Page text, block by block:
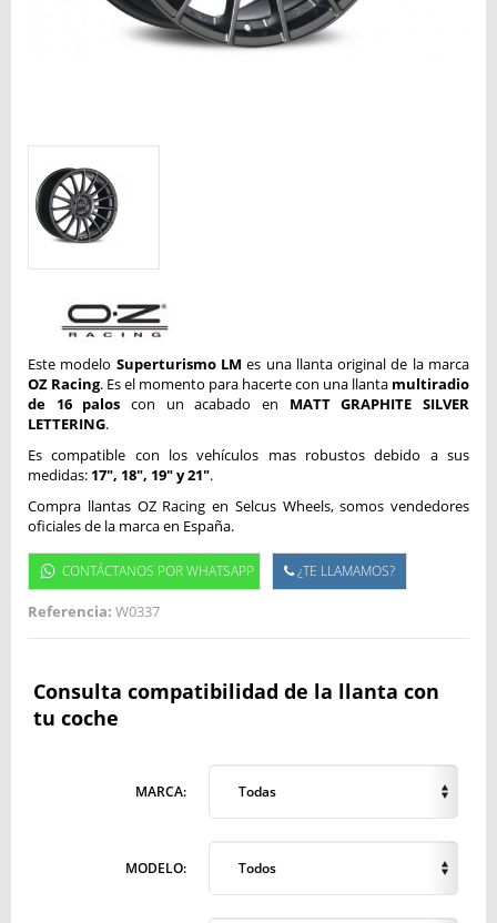
Este modelo Superturismo LMes una llanta original de la marca
OZ Racing. Es el momento para hacerte con una llanta multiradio
de 16 palos con un acabado en MATT GRAPHITE SILVER
LETTERING.
Es compatible con los vehículos mas robustos debido a sus
medidas: 17", 18", 19" y 21".
Compra llantas OZ Racing en Selcus Wheels, somos vendedores
oficiales de la marca en España.
CONTÁCTANOS POR WHATSAPP ¿TE LLAMAMOS?
Referencia: W0337
Consulta compatibilidad de la llanta con
tu coche
MARCA: Todas
MODELO: Todos